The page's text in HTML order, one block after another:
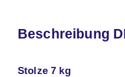
Beschreibung
Stolze 7 kg